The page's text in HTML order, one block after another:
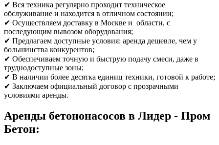
✔ Вся техника регулярно проходит техническое
обслуживание и находится в отличном состоянии;
✔ Осуществляем доставку в Москве и области, с
последующим вывозом оборудования;
✔ Предлагаем доступные условия: аренда дешевле, чем у
большинства конкурентов;
✔ Обеспечиваем точную и быструю подачу смеси, даже в
труднодоступные зоны;
✔ В наличии более десятка единиц техники, готовой к работе;
✔ Заключаем официальный договор с прозрачными
условиями аренды.
Аренды бетононасосов в Лидер - Пром
Бетон: